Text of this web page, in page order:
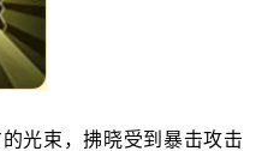
光束，拂晓受到暴击攻击